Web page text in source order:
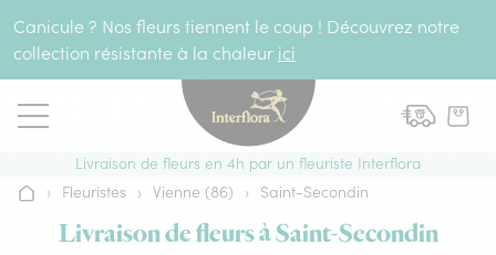
Canicule ? Nos fleurs tiennent le coup ! Découvrez notre
collection résistante à la chaleur ici
Livraison de fleurs en 4h par un fleuriste Interflora
Accueil
› Fleuristes › Vienne (86) › Saint-Secondin
Livraison de fleurs à Saint-Secondin